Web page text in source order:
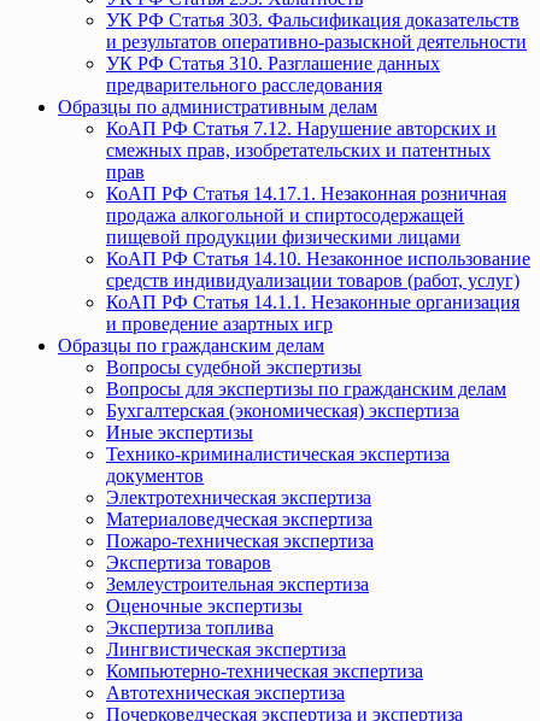
УК РФ Статья 303. Фальсификация доказательств
и результатов оперативно-разыскной деятельности
УК РФ Статья 310. Разглашение данных
предварительного расследования
Образцы по административным делам
КоАП РФ Статья 7.12. Нарушение авторских и
смежных прав, изобретательских и патентных
прав
КоАП РФ Статья 14.17.1. Незаконная розничная
продажа алкогольной и спиртосодержащей
пищевой продукции физическими лицами
КоАП РФ Статья 14.10. Незаконное использование
средств индивидуализации товаров (работ, услуг)
КоАП РФ Статья 14.1.1. Незаконные организация
и проведение азартных игр
Образцы по гражданским делам
Вопросы судебной экспертизы
Вопросы для экспертизы по гражданским делам
Бухгалтерская (экономическая) экспертиза
Иные экспертизы
Технико-криминалистическая экспертиза
документов
Электротехническая экспертиза
Материаловедческая экспертиза
Пожаро-техническая экспертиза
Экспертиза товаров
Землеустроительная экспертиза
Оценочные экспертизы
Экспертиза топлива
Лингвистическая экспертиза
Компьютерно-техническая экспертиза
Автотехническая экспертиза
Почерковедческая экспертиза и экспертиза